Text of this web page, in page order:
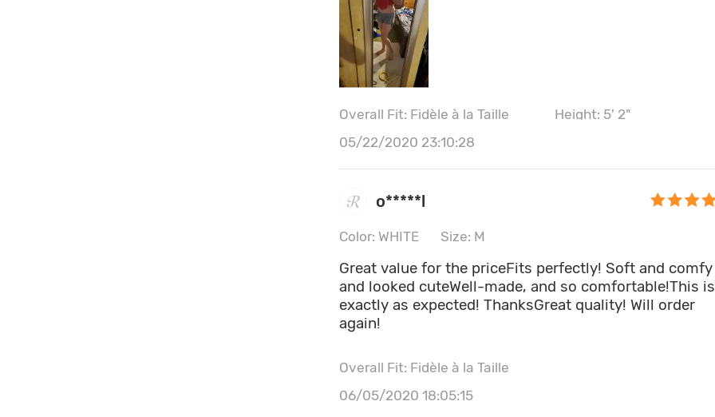
Overall Fit: Fidèle à la Taille
Height: 5' 2"
Bust size: 36AA
05/22/2020 23:10:28
o*****l
Color: WHITE Size: M
Great value for the priceFits perfectly! Soft and comfy
and looked cuteWell-made, and so comfortable!This is
exactly as expected! ThanksGreat quality! Will order
again!
Overall Fit: Fidèle à la Taille
06/05/2020 18:05:15